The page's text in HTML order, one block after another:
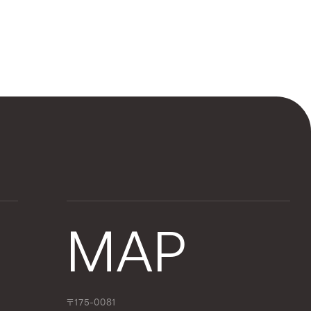
MAP
〒175-0081